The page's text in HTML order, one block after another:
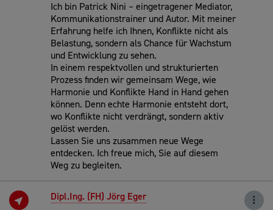
Ich bin Patrick Nini – eingetragener Mediator,
Kommunikationstrainer und Autor. Mit meiner
Erfahrung helfe ich Ihnen, Konflikte nicht als
Belastung, sondern als Chance für Wachstum
und Entwicklung zu sehen.
In einem respektvollen und strukturierten
Prozess finden wir gemeinsam Wege, wie
Harmonie und Konflikte Hand in Hand gehen
können. Denn echte Harmonie entsteht dort,
wo Konflikte nicht verdrängt, sondern aktiv
gelöst werden.
Lassen Sie uns zusammen neue Wege
entdecken. Ich freue mich, Sie auf diesem
Weg zu begleiten.
Dipl.Ing. (FH) Jörg Eger